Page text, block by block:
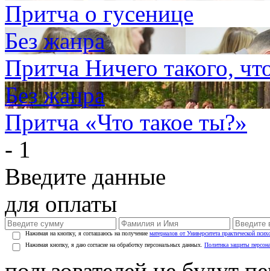
Притча о гусенице
Без жанра
Притча Ничего такого,
Без жанра
Притча «Что такое ты?»
- 1
Введите данные
для оплаты
Нажимая на кнопку, я соглашаюсь на получение материалов от Университета практической
Нажимая кнопку, я даю согласие на обработку персональных данных. Политика защиты